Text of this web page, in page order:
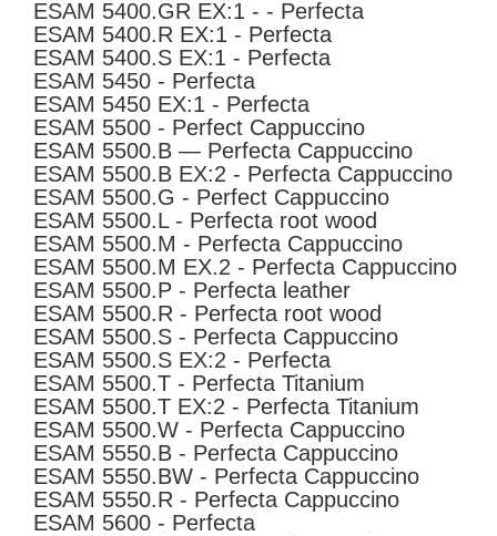
ESAM 5400.GR EX:1 - - Perfecta
ESAM 5400.R EX:1 - Perfecta
ESAM 5400.S EX:1 - Perfecta
ESAM 5450 - Perfecta
ESAM 5450 EX:1 - Perfecta
ESAM 5500 - Perfect Cappuccino
ESAM 5500.B — Perfecta Cappuccino
ESAM 5500.B EX:2 - Perfecta Cappuccino
ESAM 5500.G - Perfect Cappuccino
ESAM 5500.L - Perfecta root wood
ESAM 5500.M - Perfecta Cappuccino
ESAM 5500.M EX.2 - Perfecta Cappuccino
ESAM 5500.P - Perfecta leather
ESAM 5500.R - Perfecta root wood
ESAM 5500.S - Perfecta Cappuccino
ESAM 5500.S EX:2 - Perfecta
ESAM 5500.T - Perfecta Titanium
ESAM 5500.T EX:2 - Perfecta Titanium
ESAM 5500.W - Perfecta Cappuccino
ESAM 5550.B - Perfecta Cappuccino
ESAM 5550.BW - Perfecta Cappuccino
ESAM 5550.R - Perfecta Cappuccino
ESAM 5600 - Perfecta